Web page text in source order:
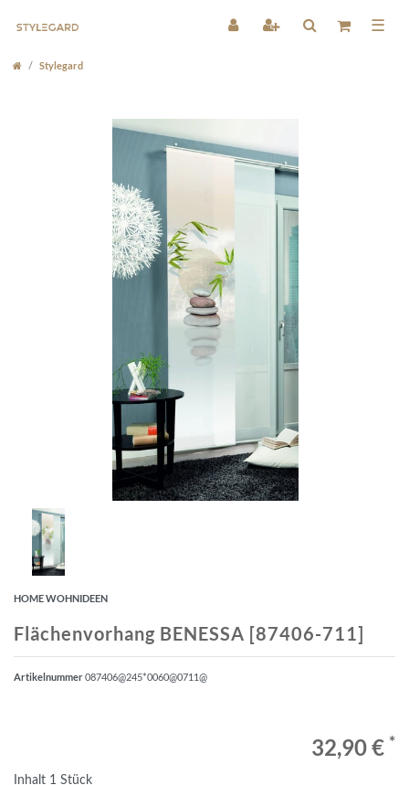
☰
Stylegard
HOME WOHNIDEEN
Flächenvorhang BENESSA [87406-711]
Artikelnummer087406@245*0060@0711@
32,90 € *
Inhalt 1 Stück